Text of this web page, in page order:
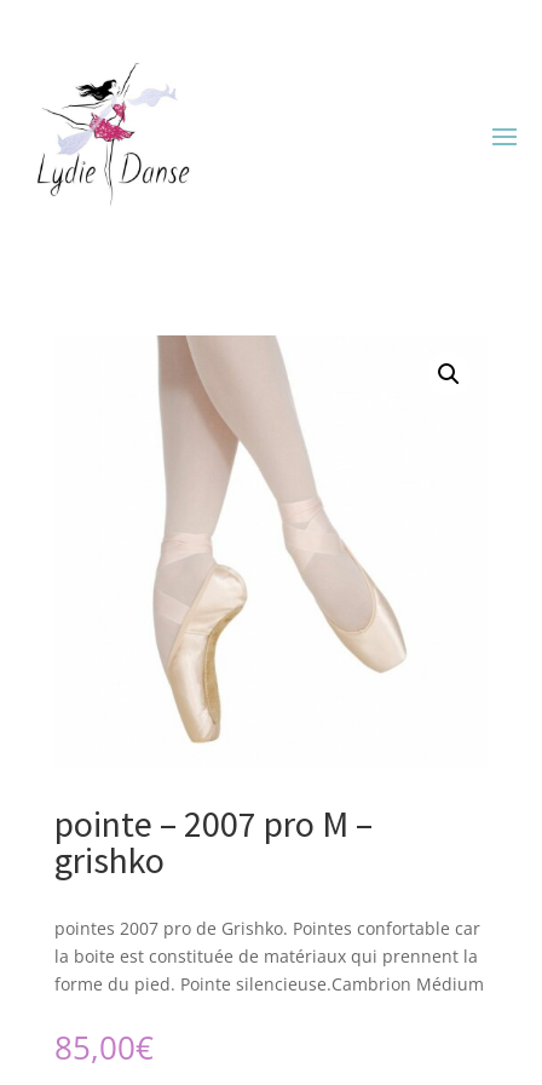
pointe – 2007 pro M –
grishko
pointes 2007 pro de Grishko. Pointes confortable car
la boite est constituée de matériaux qui prennent la
forme du pied. Pointe silencieuse.Cambrion Médium
85,00€